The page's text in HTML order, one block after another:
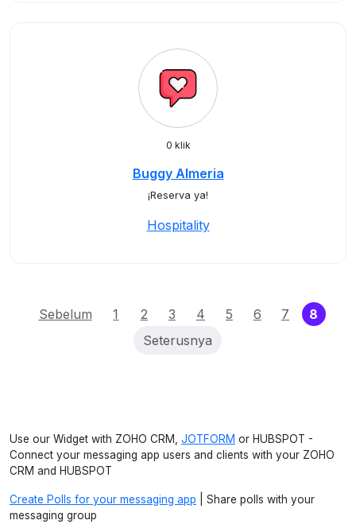
0 klik
Buggy Almeria
¡Reserva ya!
Hospitality
Sebelum 1 2 3 4 5 6 7 8
Seterusnya
Use our Widget with ZOHO CRM, JOTFORM or HUBSPOT -
Connect your messaging app users and clients with your ZOHO
CRM and HUBSPOT
Create Polls for your messaging app | Share polls with your
messaging group